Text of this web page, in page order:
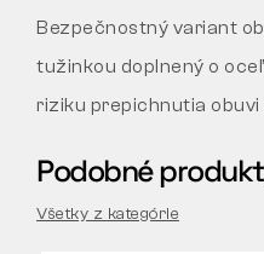
Bezpečnostný variant
tužinkou doplnený o
riziku prepichnutia obuvi
Podobné
Všetky z kategórie